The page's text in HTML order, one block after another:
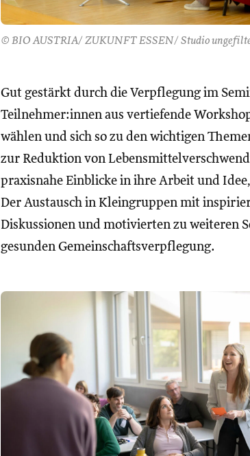
© BIO AUSTRIA/ ZUKUNFT ESSEN/ Studio
Gut gestärkt durch die Verpflegung im
Teilnehmer:innen aus vertiefende
wählen und sich so zu den wichtigen
zur Reduktion von
praxisnahe Einblicke in ihre Arbeit und
Der Austausch in Kleingruppen mit
Diskussionen und motivierten zu weiteren
gesunden Gemeinschaftsverpflegung.